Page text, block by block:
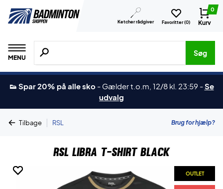
Ketcher rådgiver Favoritter (0)
0
Kurv
MENU
Søg efter produkter, mærker etc.
Søg
👟 Spar 20% på alle sko - Gælder t.o.m, 12/8 kl. 23:59 -Se
udvalg
Tilbage | RSL Brug for hjælp?
RSL Libra T-shirt Black
OUTLET
OUTLET
OUTLET